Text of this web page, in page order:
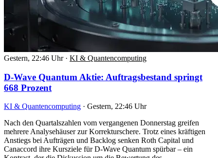
Gestern, 22:46 Uhr · KI & Quantencomputing
D-Wave Quantum Aktie: Auftragsbestand springt
668 Prozent
KI & Quantencomputing · Gestern, 22:46 Uhr
Nach den Quartalszahlen vom vergangenen Donnerstag greifen
mehrere Analysehäuser zur Korrekturschere. Trotz eines kräftigen
Anstiegs bei Aufträgen und Backlog senken Roth Capital und
Canaccord ihre Kursziele für D-Wave Quantum spürbar – ein